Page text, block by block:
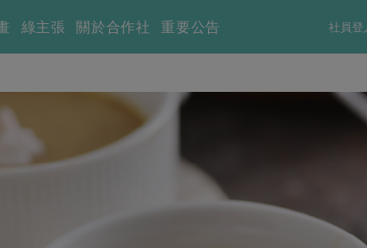
社員登
綠主張 關於合作社 重要公告